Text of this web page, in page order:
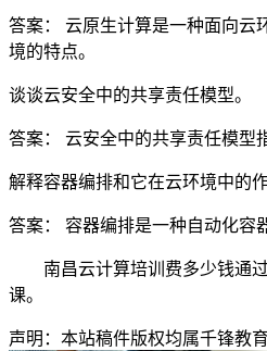
答案： 云原生计算是一种面向云
境的特点。
谈谈云安全中的共享责任模型。
答案： 云安全中的共享责任模型
解释容器编排和它在云环境中的作
答案： 容器编排是一种自动化容
南昌云计算培训费多少钱通
课。
声明：本站稿件版权均属千锋教